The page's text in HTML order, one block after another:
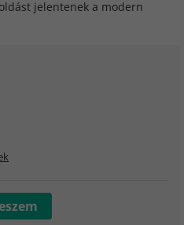
jelentenek a modern